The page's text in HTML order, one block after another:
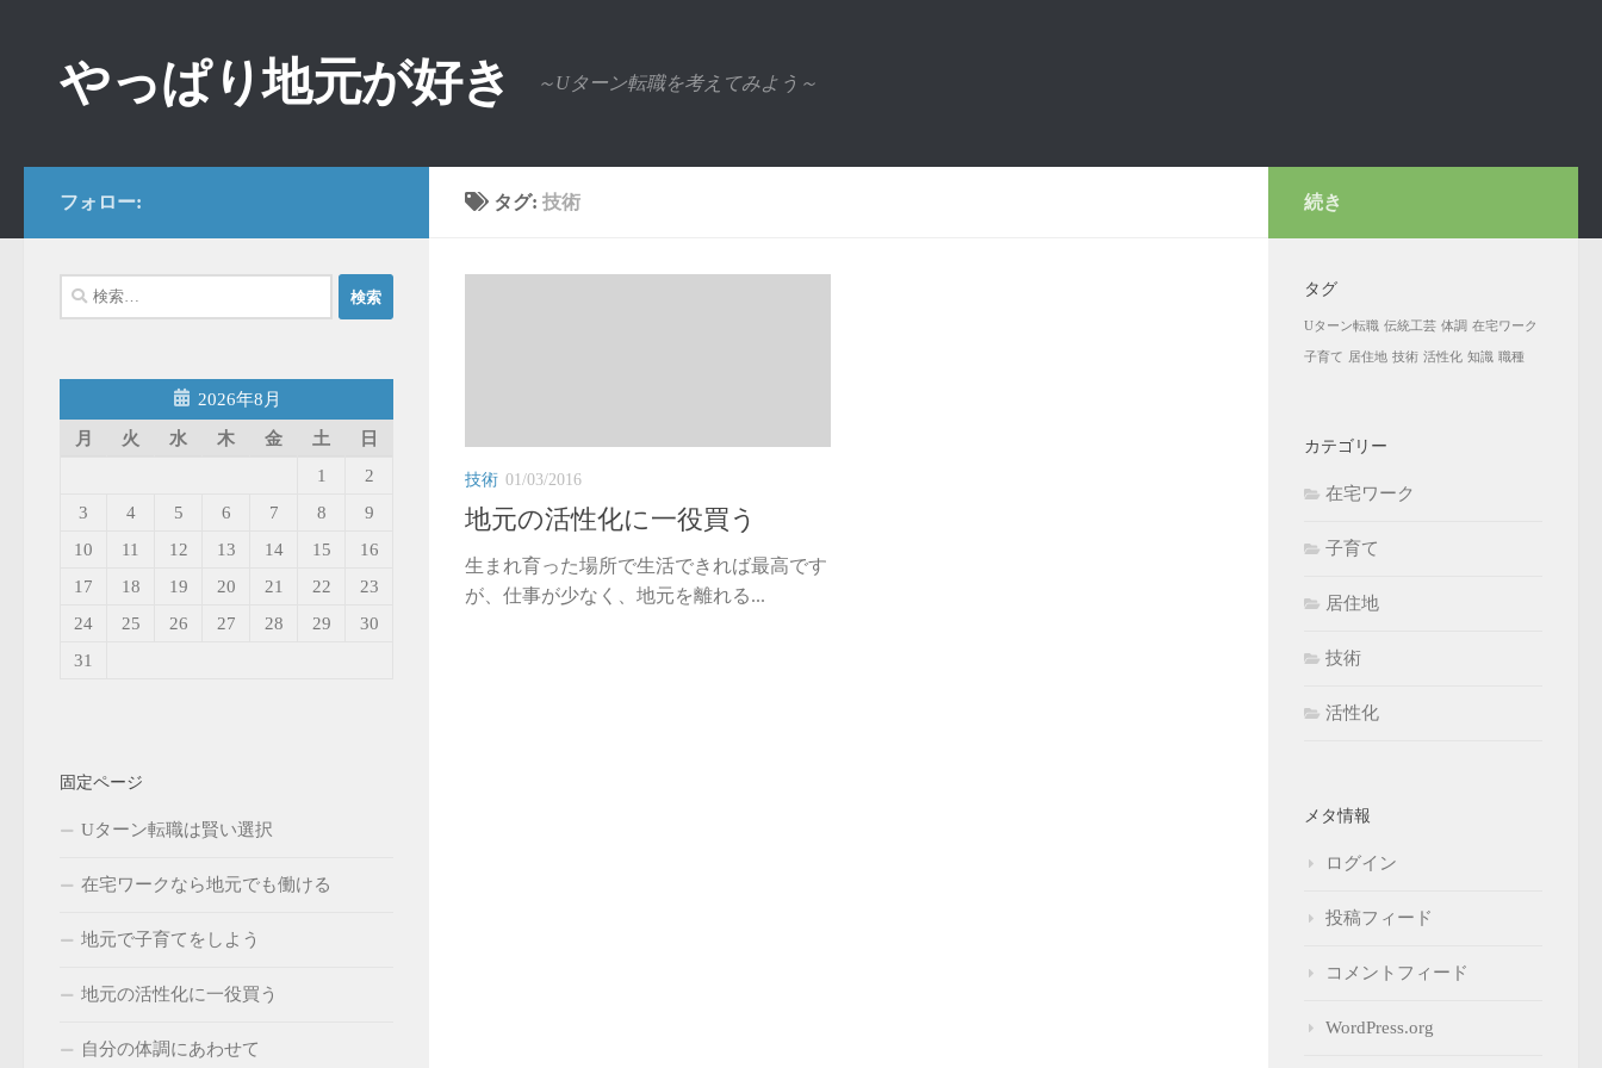
やっぱり地元が好き ～Uターン転職を考えてみよう～
タグ: 技術
技術 01/03/2016
地元の活性化に一役買う
生まれ育った場所で生活できれば最高です
が、仕事が少なく、地元を離れる...
フォロー:
検
索:
2026年8月
月 火 水 木 金 土
日
1
2
3
4 5 6 7 8
9
10
11 12 13 14 15
16
17
18 19 20 21 22
23
24
25 26 27 28 29
30
31
固定ページ
Uターン転職は賢い選択
在宅ワークなら地元でも働ける
地元で子育てをしよう
地元の活性化に一役買う
自分の体調にあわせて
続き
タグ
Uターン転職 伝統工芸 体調 在宅ワーク
子育て 居住地 技術 活性化 知識 職種
カテゴリー
在宅ワーク
子育て
居住地
技術
活性化
メタ情報
ログイン
投稿フィード
コメントフィード
WordPress.org